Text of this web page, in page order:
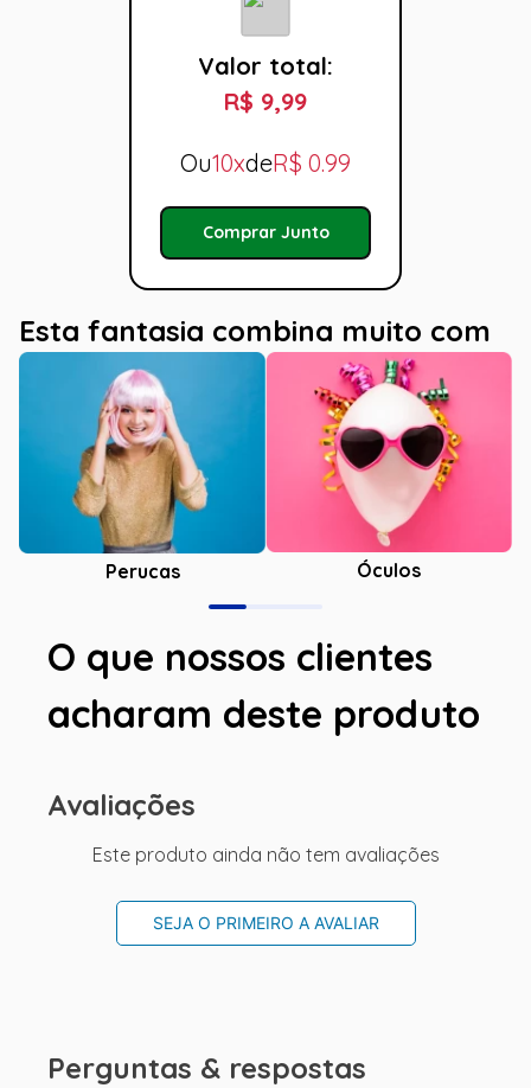
Valor total:
R$ 9,99
Ou10xdeR$ 0.99
Comprar Junto
Esta fantasia combina muito com
Perucas Óculos
O que nossos clientes
acharam deste produto
Avaliações
Este produto ainda não tem avaliações
SEJA O PRIMEIRO A AVALIAR
Perguntas & respostas